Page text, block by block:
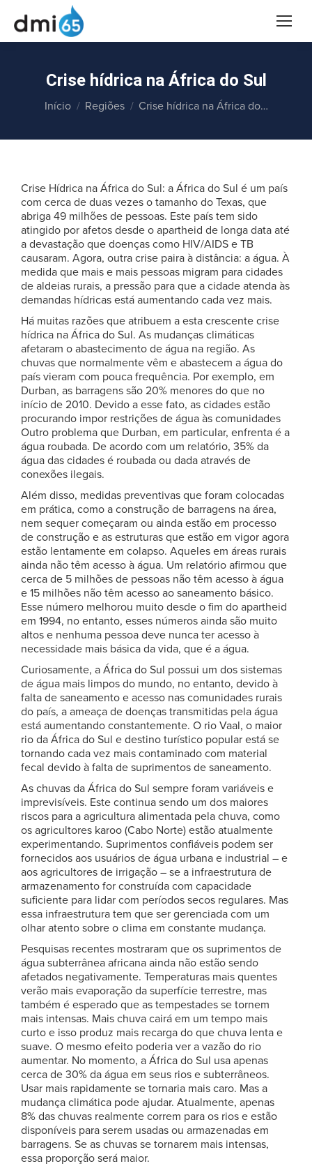
Crise hídrica na África do Sul
Você está aqui:
Início Regiões Crise hídrica na África do…
Crise Hídrica na África do Sul: a África do Sul é um país
com cerca de duas vezes o tamanho do Texas, que
abriga 49 milhões de pessoas. Este país tem sido
atingido por afetos desde o apartheid de longa data até
a devastação que doenças como HIV/AIDS e TB
causaram. Agora, outra crise paira à distância: a água. À
medida que mais e mais pessoas migram para cidades
de aldeias rurais, a pressão para que a cidade atenda às
demandas hídricas está aumentando cada vez mais.
Há muitas razões que atribuem a esta crescente crise
hídrica na África do Sul. As mudanças climáticas
afetaram o abastecimento de água na região. As
chuvas que normalmente vêm e abastecem a água do
país vieram com pouca frequência. Por exemplo, em
Durban, as barragens são 20% menores do que no
início de 2010. Devido a esse fato, as cidades estão
procurando impor restrições de água às comunidades
Outro problema que Durban, em particular, enfrenta é a
água roubada. De acordo com um relatório, 35% da
água das cidades é roubada ou dada através de
conexões ilegais.
Além disso, medidas preventivas que foram colocadas
em prática, como a construção de barragens na área,
nem sequer começaram ou ainda estão em processo
de construção e as estruturas que estão em vigor agora
estão lentamente em colapso. Aqueles em áreas rurais
ainda não têm acesso à água. Um relatório afirmou que
cerca de 5 milhões de pessoas não têm acesso à água
e 15 milhões não têm acesso ao saneamento básico.
Esse número melhorou muito desde o fim do apartheid
em 1994, no entanto, esses números ainda são muito
altos e nenhuma pessoa deve nunca ter acesso à
necessidade mais básica da vida, que é a água.
Curiosamente, a África do Sul possui um dos sistemas
de água mais limpos do mundo, no entanto, devido à
falta de saneamento e acesso nas comunidades rurais
do país, a ameaça de doenças transmitidas pela água
está aumentando constantemente. O rio Vaal, o maior
rio da África do Sul e destino turístico popular está se
tornando cada vez mais contaminado com material
fecal devido à falta de suprimentos de saneamento.
As chuvas da África do Sul sempre foram variáveis e
imprevisíveis. Este continua sendo um dos maiores
riscos para a agricultura alimentada pela chuva, como
os agricultores karoo (Cabo Norte) estão atualmente
experimentando. Suprimentos confiáveis podem ser
fornecidos aos usuários de água urbana e industrial – e
aos agricultores de irrigação – se a infraestrutura de
armazenamento for construída com capacidade
suficiente para lidar com períodos secos regulares. Mas
essa infraestrutura tem que ser gerenciada com um
olhar atento sobre o clima em constante mudança.
Pesquisas recentes mostraram que os suprimentos de
água subterrânea africana ainda não estão sendo
afetados negativamente. Temperaturas mais quentes
verão mais evaporação da superfície terrestre, mas
também é esperado que as tempestades se tornem
mais intensas. Mais chuva cairá em um tempo mais
curto e isso produz mais recarga do que chuva lenta e
suave. O mesmo efeito poderia ver a vazão do rio
aumentar. No momento, a África do Sul usa apenas
cerca de 30% da água em seus rios e subterrâneos.
Usar mais rapidamente se tornaria mais caro. Mas a
mudança climática pode ajudar. Atualmente, apenas
8% das chuvas realmente correm para os rios e estão
disponíveis para serem usadas ou armazenadas em
barragens. Se as chuvas se tornarem mais intensas,
essa proporção será maior.